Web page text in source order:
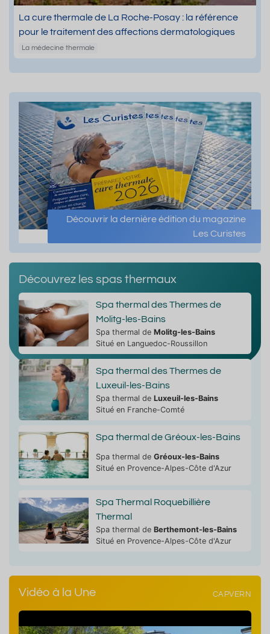
La cure thermale de La Roche-Posay : la référence
pour le traitement des affections dermatologiques
La médecine thermale
Découvrir la dernière édition du magazine
Les Curistes
Découvrez les spas thermaux
Spa thermal des Thermes de
Molitg-les-Bains
Spa thermal de Molitg-les-Bains
Situé en Languedoc-Roussillon
Spa thermal des Thermes de
Luxeuil-les-Bains
Spa thermal de Luxeuil-les-Bains
Situé en Franche-Comté
Spa thermal de Gréoux-les-Bains
Spa thermal de Gréoux-les-Bains
Situé en Provence-Alpes-Côte d'Azur
Spa Thermal Roquebillière
Thermal
Spa thermal de Berthemont-les-Bains
Situé en Provence-Alpes-Côte d'Azur
Vidéo à la Une CAPVERN